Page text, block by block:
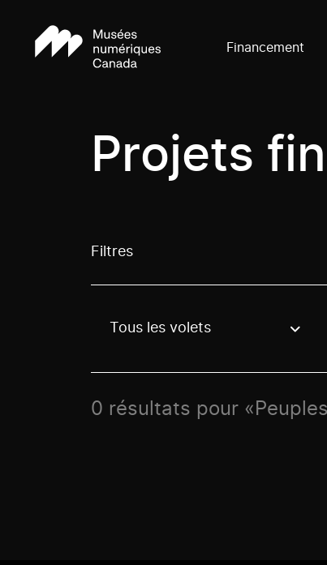
Financement
Projets
Filtres
Use these options to filter projects
Tous les volets
0 résultats pour